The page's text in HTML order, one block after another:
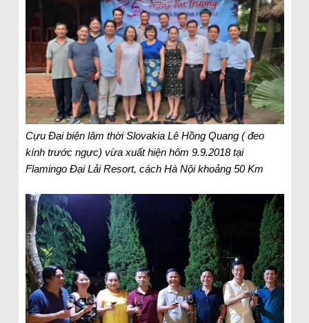
Cựu Đại biện lâm thời Slovakia Lê Hồng Quang ( đeo
kính trước ngực) vừa xuất hiện hôm 9.9.2018 tại
Flamingo Đại Lải Resort, cách Hà Nội khoảng 50 Km